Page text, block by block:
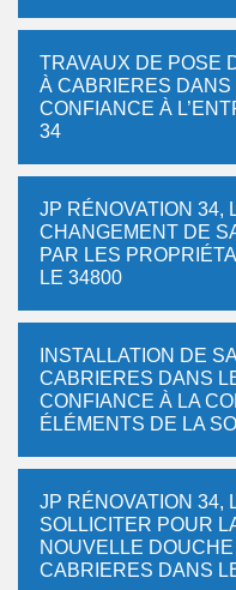
TRAVAUX DE POSE
À CABRIERES DANS
CONFIANCE À
34
JP RÉNOVATION 34,
CHANGEMENT DE
PAR LES
LE 34800
INSTALLATION DE
CABRIERES DANS
CONFIANCE À LA
ÉLÉMENTS DE LA
JP RÉNOVATION 34,
SOLLICITER POUR
NOUVELLE DOUCHE
CABRIERES DANS